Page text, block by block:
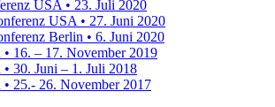
USA • 23. Juli 2020
USA • 27. Juni 2020
Berlin • 6. Juni 2020
• 16. – 17. November 2019
• 30. Juni – 1. Juli 2018
• 25.- 26. November 2017